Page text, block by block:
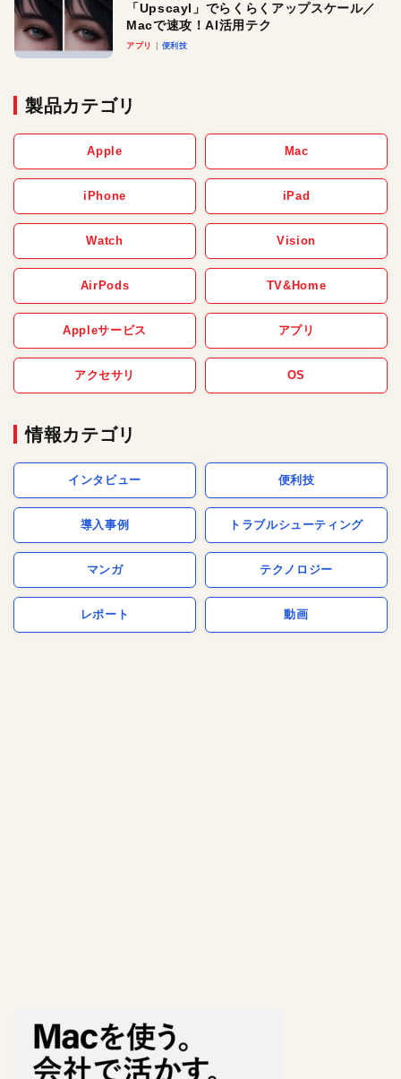
「Upscayl」でらくらくアップスケール／
Macで速攻！AI活用テク
アプリ 便利技
製品カテゴリ
Apple Mac
iPhone iPad
Watch Vision
AirPods TV&Home
Appleサービス アプリ
アクセサリ OS
情報カテゴリ
インタビュー 便利技
導入事例 トラブルシューティング
マンガ テクノロジー
レポート 動画